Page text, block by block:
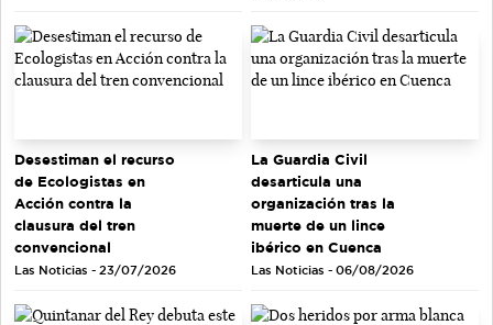
Desestiman el recurso
de Ecologistas en
Acción contra la
clausura del tren
convencional
Las Noticias - 23/07/2026
La Guardia Civil
desarticula una
organización tras la
muerte de un lince
ibérico en Cuenca
Las Noticias - 06/08/2026